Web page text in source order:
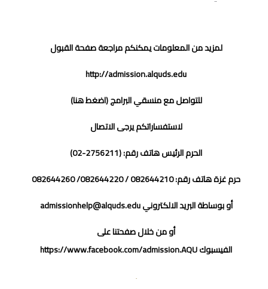
لمزيد من المعلومات يمكنكم مراجعة صفحة القبول
http://admission.alquds.edu
للتواصل مع منسقي البرامج (اضغط هنا)
لاستفساراتكم يرجى الاتصال
الحرم الرئيس هاتف رقم: (2756211-02)
حرم غزة هاتف رقم: 082644210 / 082644220/ 082644260
أو بوساطة البريد الالكترونيadmissionhelp@alquds.edu
أو من خلال صفحتنا على
الفيسبوكhttps://www.facebook.com/admission.AQU